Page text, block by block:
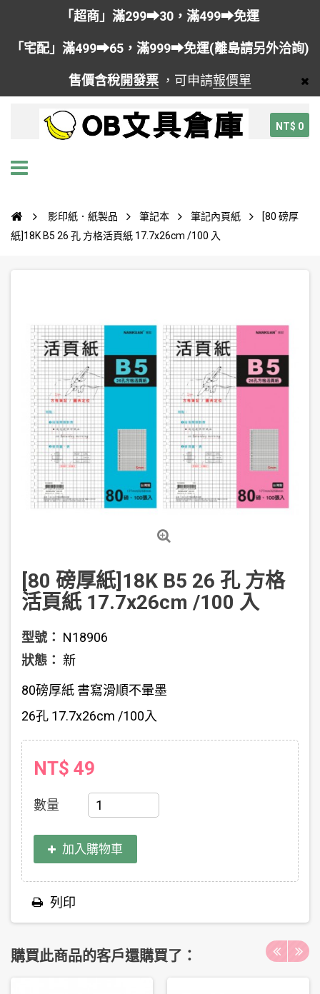
「超商」滿299➡30，滿499➡免運
「宅配」滿499➡65，滿999➡免運(離島請另外洽詢)
售價含稅開發票 ，可申請報價單
NT$ 0
影印紙．紙製品 筆記本 筆記內頁紙
[80 磅厚
紙]18K B5 26 孔 方格活頁紙 17.7x26cm /100 入
[80 磅厚紙]18K B5 26 孔 方格
活頁紙 17.7x26cm /100 入
型號： N18906
狀態： 新
80磅厚紙 書寫滑順不暈墨
26孔 17.7x26cm /100入
NT$ 49
數量
加入購物車
列印
購買此商品的客戶還購買了：